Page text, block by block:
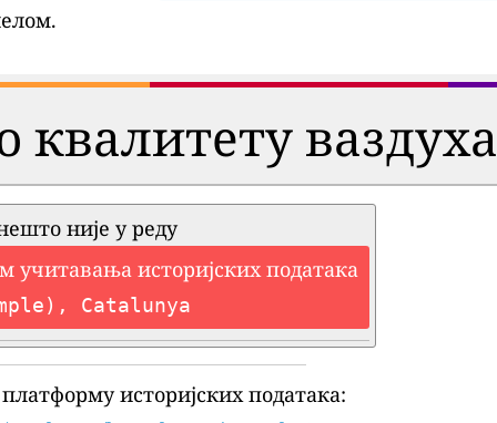
квалитету ваздуха
није у реду
учитавања историјских података
Catalunya
историјских података: